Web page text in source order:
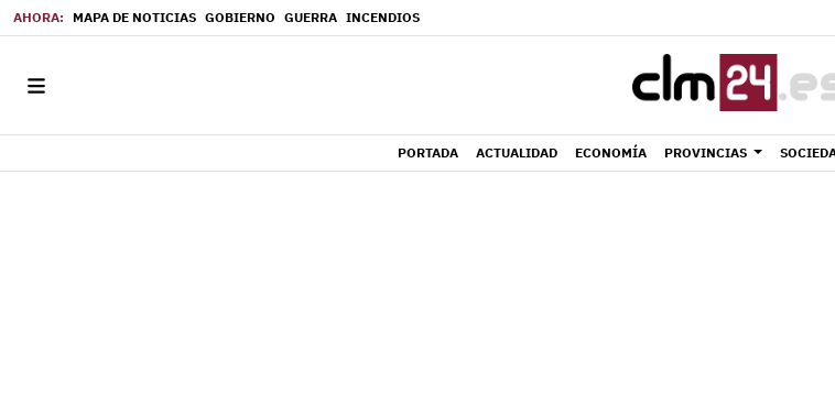
MAPA DE NOTICIAS GOBIERNO GUERRA INCENDIOS
PORTADA ACTUALIDAD ECONOMÍA PROVINCIAS